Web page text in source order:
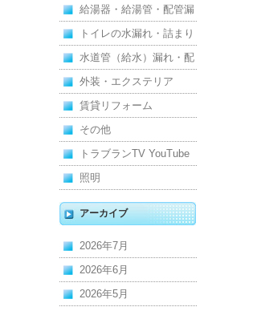
汚水）
給湯器・給湯管・配管漏
れ
トイレの水漏れ・詰まり
水道管（給水）漏れ・配
管
外装・エクステリア
賃貸リフォーム
その他
トラブランTV YouTube
照明
アーカイブ
2026年7月
2026年6月
2026年5月